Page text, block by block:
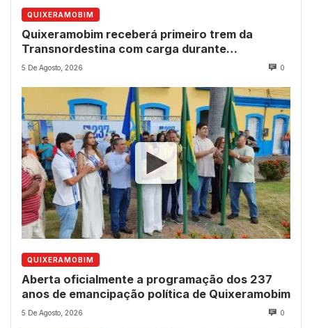
QUIXERAMOBIM
Quixeramobim receberá primeiro trem da
Transnordestina com carga durante
programação de aniversário do município
5 De Agosto, 2026 0
QUIXERAMOBIM
Aberta oficialmente a programação dos 237
anos de emancipação política de Quixeramobim
5 De Agosto, 2026 0